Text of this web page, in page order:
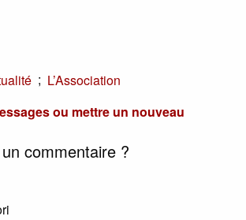
; L’Association
ou mettre un nouveau
commentaire ?